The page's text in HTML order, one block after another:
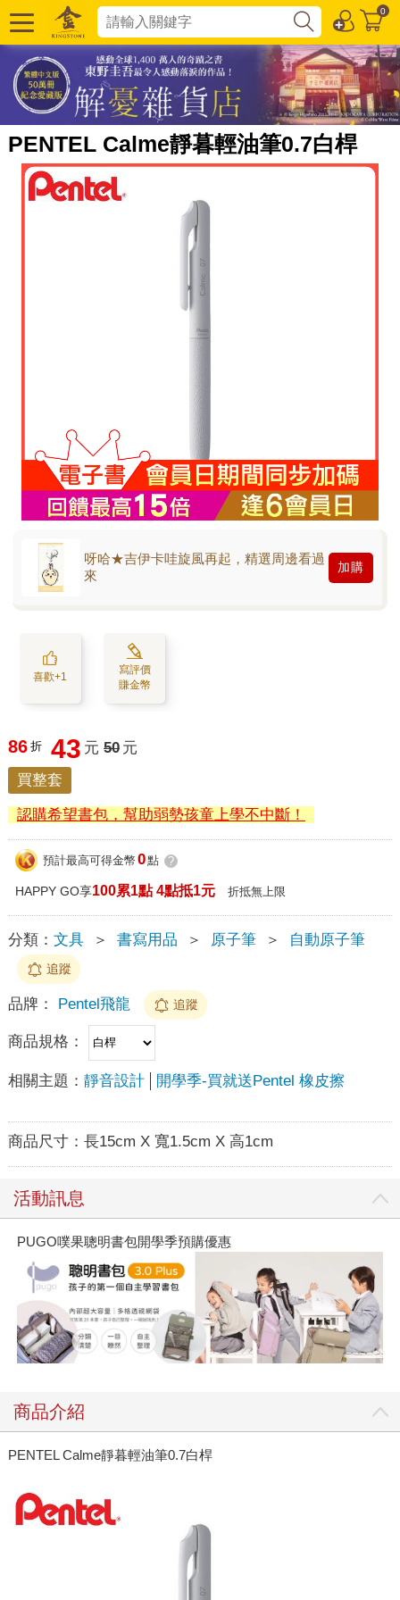
0
PENTEL Calme靜暮輕油筆0.7白桿
呀哈★吉伊卡哇旋風再起，精選周邊看過
來
加購
喜歡+1
寫評價
賺金幣
86 折 43 元 50 元
買整套
認購希望書包，幫助弱勢孩童上學不中斷！
預計最高可得金幣 0點 ?
HAPPY GO享100累1點 4點抵1元 折抵無上限
分類： 文具 ＞ 書寫用品 ＞ 原子筆 ＞ 自動原子筆
追蹤
品牌： Pentel飛龍 追蹤
商品規格：
相關主題： 靜音設計 開學季-買就送Pentel 橡皮擦
商品尺寸： 長15cm X 寬1.5cm X 高1cm
活動訊息
PUGO噗果聰明書包開學季預購優惠
商品介紹
PENTEL Calme靜暮輕油筆0.7白桿